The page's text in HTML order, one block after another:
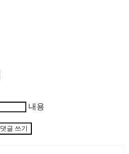
내용
댓글 쓰기